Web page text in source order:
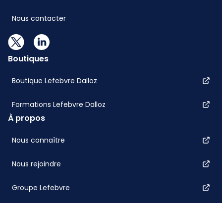
Nous contacter
Boutiques
Boutique Lefebvre Dalloz
Formations Lefebvre Dalloz
À propos
Nous connaître
Nous rejoindre
Groupe Lefebvre